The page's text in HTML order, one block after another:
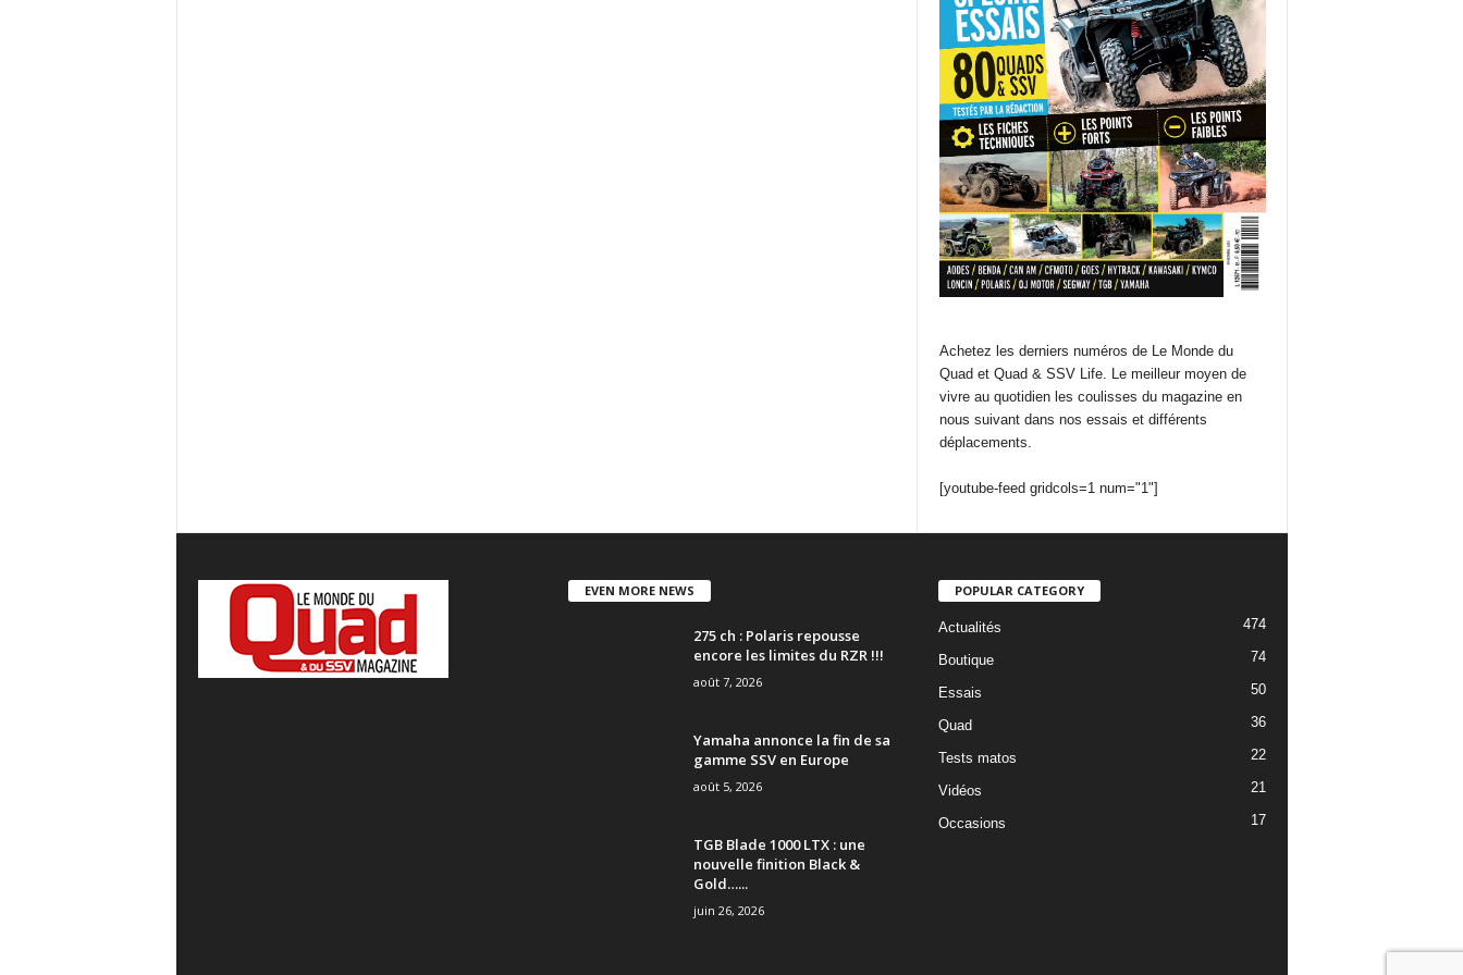
Achetez les derniers numéros de Le Monde du
Quad et Quad & SSV Life. Le meilleur moyen de
vivre au quotidien les coulisses du magazine en
nous suivant dans nos essais et différents
déplacements.
[youtube-feed gridcols=1 num="1"]
EVEN MORE NEWS
275 ch : Polaris repousse
encore les limites du RZR !!!
août 7, 2026
Yamaha annonce la fin de sa
gamme SSV en Europe
août 5, 2026
TGB Blade 1000 LTX : une
nouvelle finition Black &
Gold…...
juin 26, 2026
POPULAR CATEGORY
Actualités 474
Boutique 74
Essais 50
Quad 36
Tests matos 22
Vidéos 21
Occasions 17